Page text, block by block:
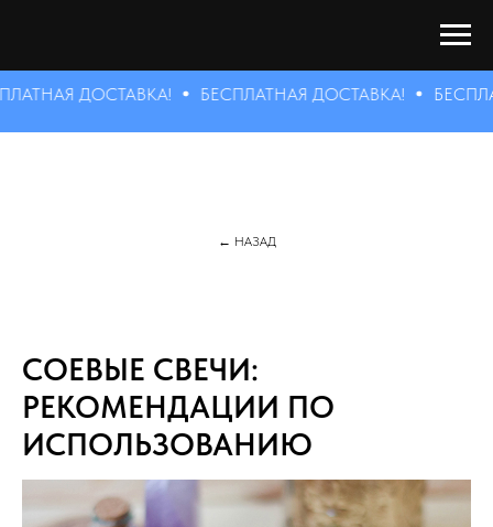
ДОСТАВКА! БЕСПЛАТНАЯ ДОСТАВКА!
← НАЗАД
СОЕВЫЕ СВЕЧИ:
РЕКОМЕНДАЦИИ ПО
ИСПОЛЬЗОВАНИЮ